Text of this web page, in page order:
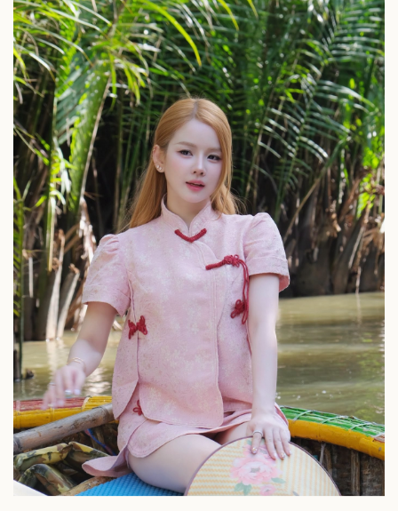
Doanh nghiệp
Thông tin doanh nghiệp
Doanh nghiệp 24h
Doanh nhân
Vì cộng đồng
Công nghệ
Sành điệu
Tin Công nghệ
Trải nghiệm
Chuyển đổi số